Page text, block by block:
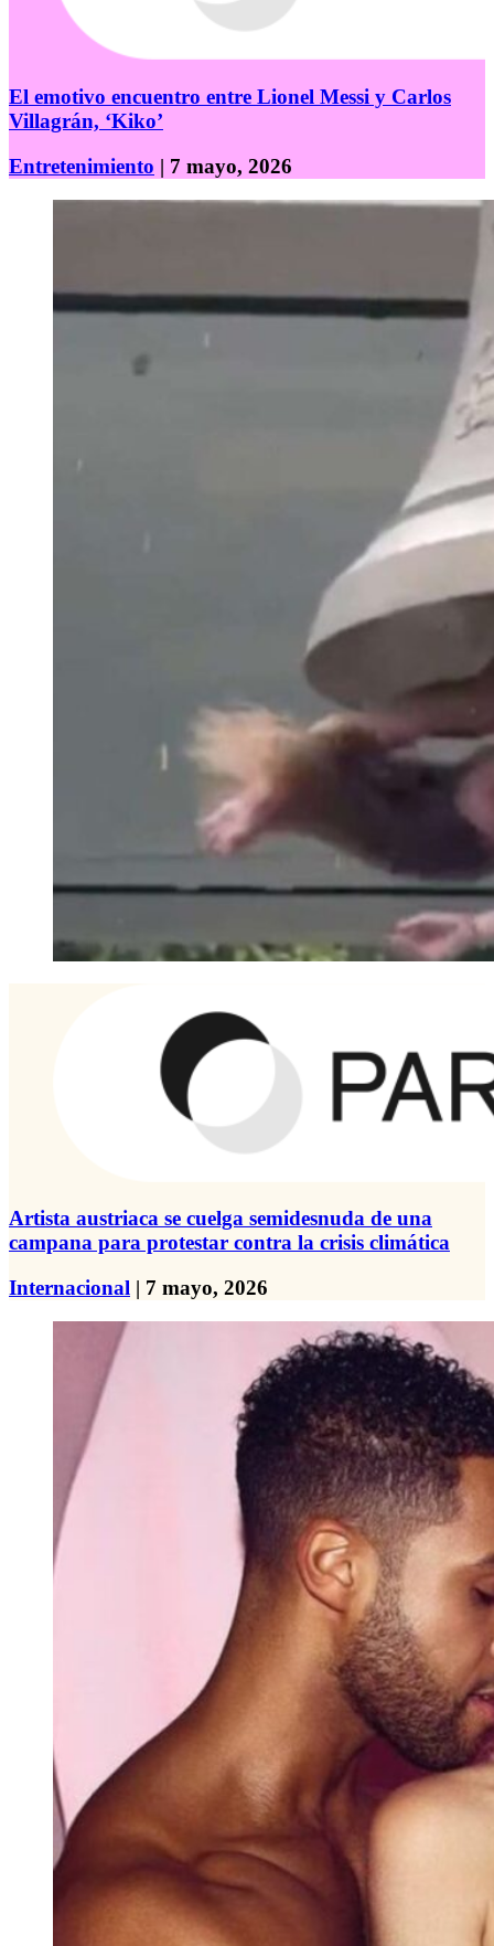
El emotivo encuentro entre Lionel Messi y Carlos
Villagrán, ‘Kiko’
Entretenimiento | 7 mayo, 2026
Artista austriaca se cuelga semidesnuda de una
campana para protestar contra la crisis climática
Internacional | 7 mayo, 2026